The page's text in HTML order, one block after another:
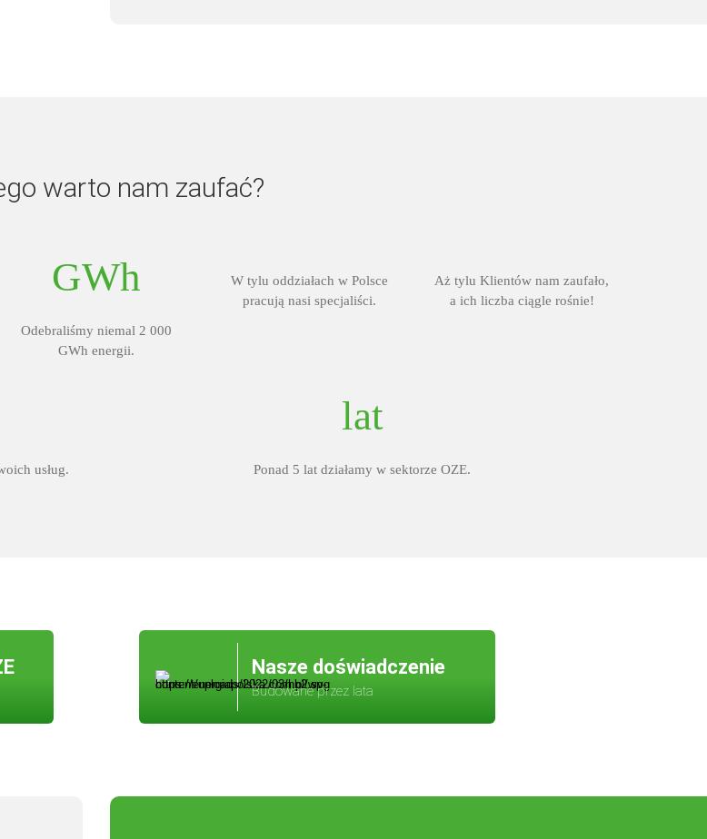
warto nam zaufać?
GWh
Odebraliśmy niemal 2 000
GWh energii.
W tylu oddziałach w Polsce
pracują nasi specjaliści.
Aż tylu Klientów nam zaufało,
a ich liczba ciągle rośnie!
usług.
lat
Ponad 5 lat działamy w sektorze OZE.
Nasze doświadczenie
Budowane przez lata